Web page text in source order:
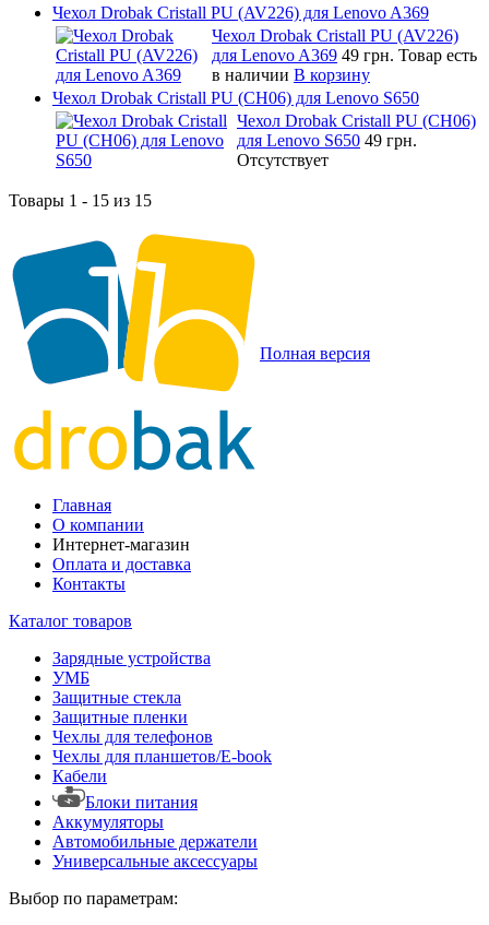
Чехол Drobak Cristall PU (AV226) для Lenovo A369
Чехол Drobak Cristall PU (AV226)
для Lenovo A369 49 грн. Товар есть
в наличии В корзину
Чехол Drobak Cristall PU (CH06) для Lenovo S650
Чехол Drobak Cristall PU (CH06)
для Lenovo S650 49 грн.
Отсутствует
Товары 1 - 15 из 15
Полная версия
Главная
О компании
Интернет-магазин
Оплата и доставка
Контакты
Каталог товаров
Зарядные устройства
УМБ
Защитные стекла
Защитные пленки
Чехлы для телефонов
Чехлы для планшетов/E-book
Кабели
Блоки питания
Аккумуляторы
Автомобильные держатели
Универсальные аксессуары
Выбор по параметрам: